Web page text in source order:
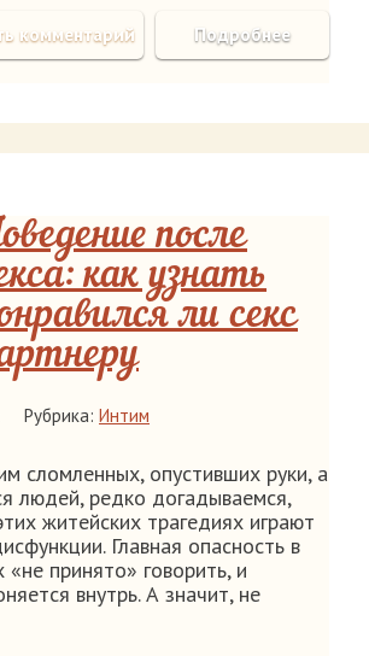
Подробнее
комментарий
после
как узнать
ли секс
Рубрика: Интим
сломленных, опустивших руки, а
людей, редко догадываемся,
житейских трагедиях играют
Главная опасность в
принято» говорить, и
внутрь. А значит, не